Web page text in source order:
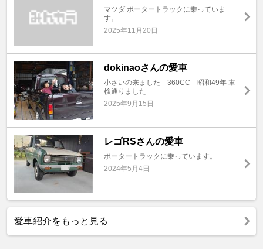
マツダ ポータートラックに乗っていま
す。
2025年11月20日
dokinaoさんの愛車
小さいの来ました 360CC 昭和49年 車
検通りました
2025年9月15日
レゴRSさんの愛車
ポータートラックに乗っています。
2024年5月4日
愛車紹介をもっと見る